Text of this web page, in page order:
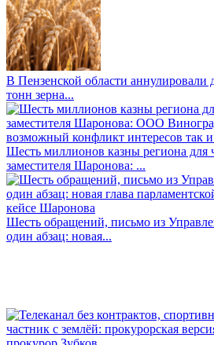
В Пензенской области аннулировали
тонн зерна...
Шесть миллионов казны региона для
заместителя Шаронова: ...
Шесть обращений, письмо из
один абзац: новая...